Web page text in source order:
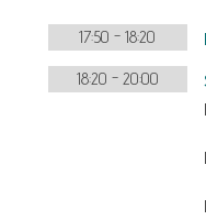
17:50 - 18:20
18:20 - 20:00